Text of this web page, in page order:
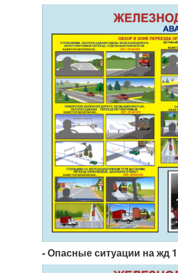
- Опасные ситуации на жд 1